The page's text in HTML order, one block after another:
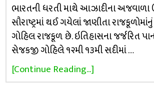
ભારતની ધરતી માથે આઝાદીના અજવાળા
સૌરાષ્ટ્રમાં થઈ ગયેલાં જાણીતા
ગોહિલ રાજકૂળ છે. ઇતિહાસના જર્જરિત
સેજકજી ગોહિલે ૧૨મી ૧૩મી સદીમાં …
[Continue Reading...]